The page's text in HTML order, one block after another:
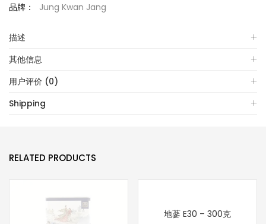
品牌：
Jung Kwan Jang
描述
其他信息
用户评价 (0)
Shipping
RELATED PRODUCTS
地蔘 E30 – 300克